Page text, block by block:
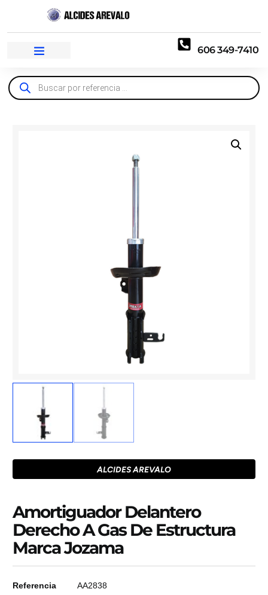
606 349-7410
ALCIDES AREVALO
Amortiguador Delantero
Derecho A Gas De Estructura
Marca Jozama
Referencia
AA2838